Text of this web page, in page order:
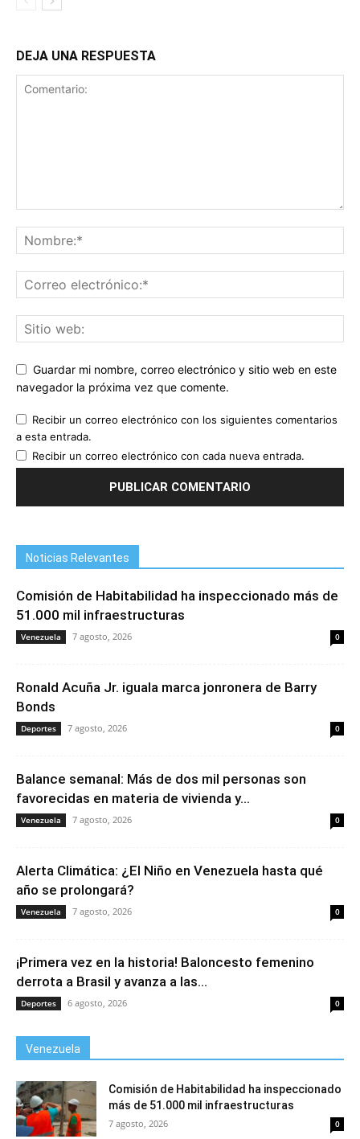
DEJA UNA RESPUESTA
Guardar mi nombre, correo electrónico y sitio web en este
navegador la próxima vez que comente.
Recibir un correo electrónico con los siguientes comentarios
a esta entrada.
Recibir un correo electrónico con cada nueva entrada.
Noticias Relevantes
Comisión de Habitabilidad ha inspeccionado más de
51.000 mil infraestructuras
Venezuela 7 agosto, 2026 0
Ronald Acuña Jr. iguala marca jonronera de Barry
Bonds
Deportes 7 agosto, 2026 0
Balance semanal: Más de dos mil personas son
favorecidas en materia de vivienda y...
Venezuela 7 agosto, 2026 0
Alerta Climática: ¿El Niño en Venezuela hasta qué
año se prolongará?
Venezuela 7 agosto, 2026 0
¡Primera vez en la historia! Baloncesto femenino
derrota a Brasil y avanza a las...
Deportes 6 agosto, 2026 0
Venezuela
Comisión de Habitabilidad ha inspeccionado
más de 51.000 mil infraestructuras
7 agosto, 2026 0